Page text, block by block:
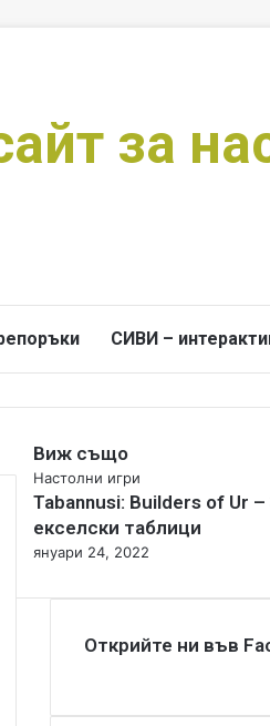
за
СИВИ –
Виж също
C
l
o
s
Настолни игри
Tabannusi: Builders of Ur
екселски таблици
януари 24, 2022
Открийте ни във